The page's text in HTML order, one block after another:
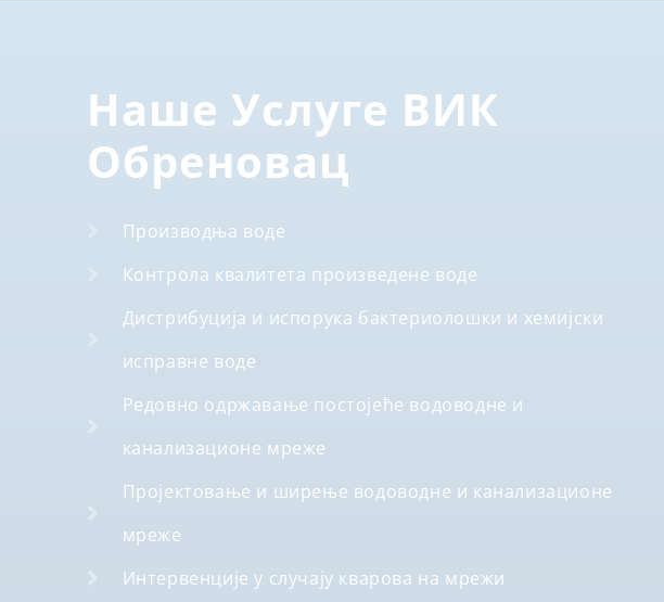
Наше Услуге ВИК
Обреновац
Производња воде
Контрола квалитета произведене воде
Дистрибуција и испорука бактериолошки и хемијски
исправне воде
Редовно одржавање постојеће водоводне и
канализационе мреже
Пројектовање и ширење водоводне и канализационе
мреже
Интервенције у случају кварова на мрежи